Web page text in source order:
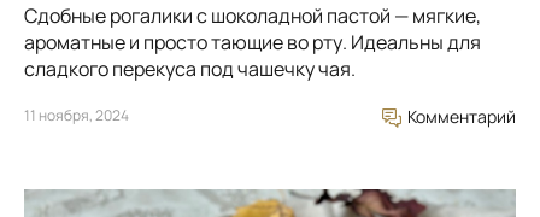
Сдобные рогалики с шоколадной пастой — мягкие,
ароматные и просто тающие во рту. Идеальны для
сладкого перекуса под чашечку чая.
11 ноября, 2024 Комментарий